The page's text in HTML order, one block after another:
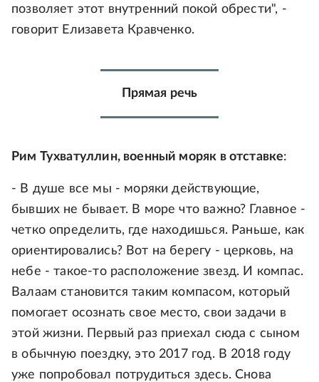
позволяет этот внутренний покой обрести", -
говорит Елизавета Кравченко.
Прямая речь
Рим Тухватуллин, военный моряк в отставке:
- В душе все мы - моряки действующие,
бывших не бывает. В море что важно? Главное -
четко определить, где находишься. Раньше, как
ориентировались? Вот на берегу - церковь, на
небе - такое-то расположение звезд. И компас.
Валаам становится таким компасом, который
помогает осознать свое место, свои задачи в
этой жизни. Первый раз приехал сюда с сыном
в обычную поездку, это 2017 год. В 2018 году
уже попробовал потрудиться здесь. Снова